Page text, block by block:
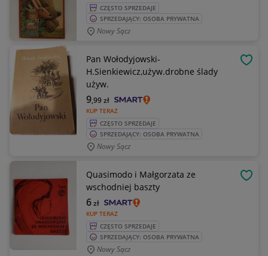
CZĘSTO SPRZEDAJE
SPRZEDAJĄCY: OSOBA PRYWATNA
Nowy Sącz
Pan Wołodyjowski-
H.Sienkiewicz,używ.drobne ślady
używ.
KUP TERAZ
9,99zł
CZĘSTO SPRZEDAJE
SPRZEDAJĄCY: OSOBA PRYWATNA
Nowy Sącz
Quasimodo i Małgorzata ze
wschodniej baszty
KUP TERAZ
6zł
CZĘSTO SPRZEDAJE
SPRZEDAJĄCY: OSOBA PRYWATNA
Nowy Sącz